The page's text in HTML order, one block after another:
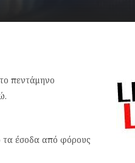
πεντάμηνο
τα έσοδα από φόρους